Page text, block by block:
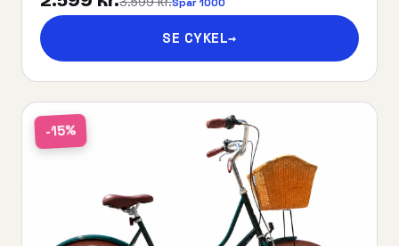
SE CYKEL→
-15%